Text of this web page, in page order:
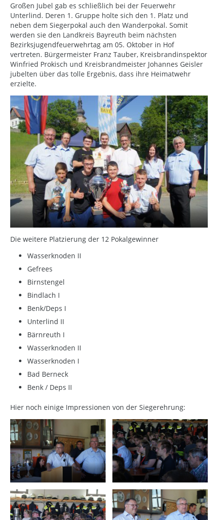
Großen Jubel gab es schließlich bei der Feuerwehr
Unterlind. Deren 1. Gruppe holte sich den 1. Platz und
neben dem Siegerpokal auch den Wanderpokal. Somit
werden sie den Landkreis Bayreuth beim nächsten
Bezirksjugendfeuerwehrtag am 05. Oktober in Hof
vertreten. Bürgermeister Franz Tauber, Kreisbrandinspektor
Winfried Prokisch und Kreisbrandmeister Johannes Geisler
jubelten über das tolle Ergebnis, dass ihre Heimatwehr
erzielte.
Die weitere Platzierung der 12 Pokalgewinner
Wasserknoden II
Gefrees
Birnstengel
Bindlach I
Benk/Deps I
Unterlind II
Bärnreuth I
Wasserknoden II
Wasserknoden I
Bad Berneck
Benk / Deps II
Hier noch einige Impressionen von der Siegerehrung: